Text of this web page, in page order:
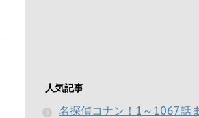
人気記事
名探偵コナン！1～1067話